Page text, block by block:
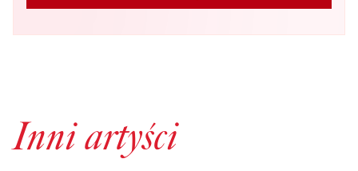
Inni artyści